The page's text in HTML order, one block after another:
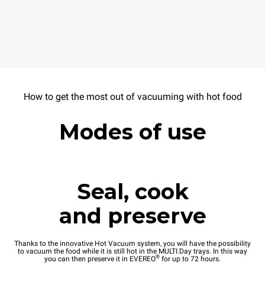
How to get the most out of vacuuming with hot food
Modes of use
Seal, cook
and preserve
Thanks to the innovative Hot Vacuum system, you will have the possibility
to vacuum the food while it is still hot in the MULTI.Day trays. In this way
you can then preserve it in EVEREO® for up to 72 hours.